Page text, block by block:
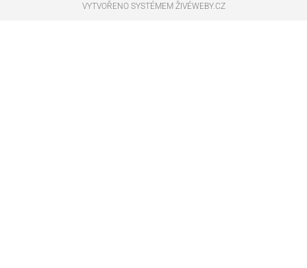
VYTVOŘENO SYSTÉMEM ŽIVÉWEBY.CZ